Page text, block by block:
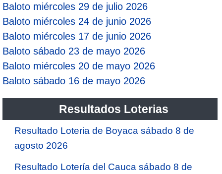
Pick 4 Noche
Pijao de Oro
Saman de la suerte
Sinuano Día
Sinuano Noche
Baloto miércoles 29 de julio 2026
Baloto miércoles 24 de junio 2026
Baloto miércoles 17 de junio 2026
Baloto sábado 23 de mayo 2026
Baloto miércoles 20 de mayo 2026
Baloto sábado 16 de mayo 2026
Resultados Loterias
Resultado Loteria de Boyaca sábado 8 de
agosto 2026
Resultado Lotería del Cauca sábado 8 de